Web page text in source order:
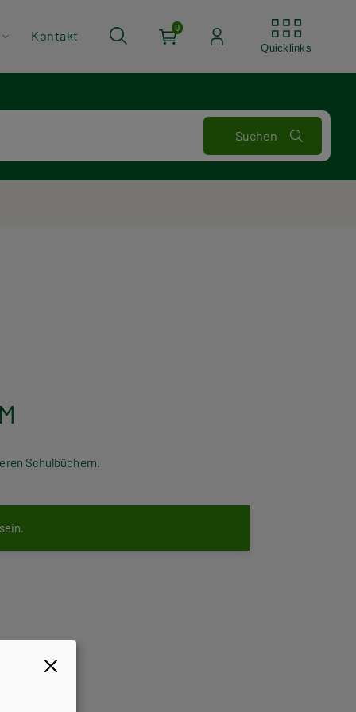
Kontakt
0
Quicklinks
Schulbüchern.